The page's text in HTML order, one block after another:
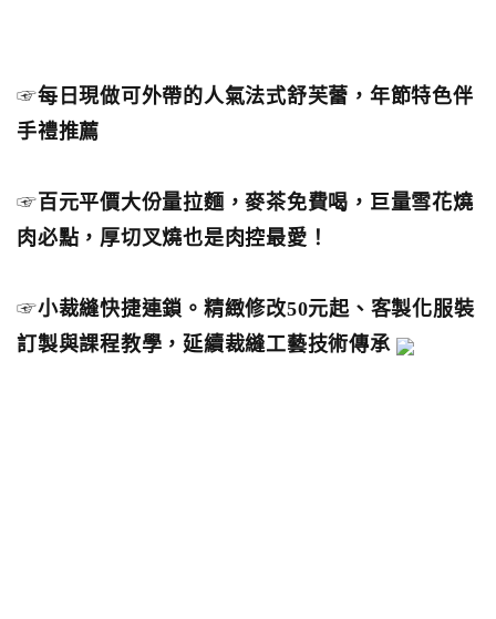
☞每日現做可外帶的人氣法式舒芙蕾，年節特色伴
手禮推薦
☞ 百元平價大份量拉麵，麥茶免費喝，巨量雪花燒
肉必點，厚切叉燒也是肉控最愛！
☞小裁縫快捷連鎖。精緻修改50元起、客製化服裝
訂製與課程教學，延續裁縫工藝技術傳承